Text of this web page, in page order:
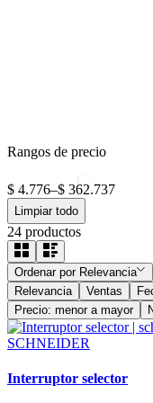
Rangos de precio
$ 4.776–$ 362.737
Limpiar todo
24 productos
Ordenar por Relevancia
Relevancia
Ventas
Precio: menor a mayor
SCHNEIDER
Interruptor selector